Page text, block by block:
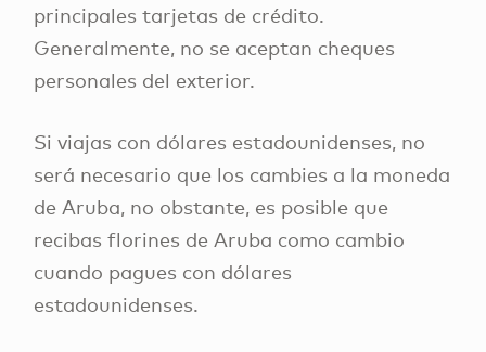
principales tarjetas de crédito.
Generalmente, no se aceptan cheques
personales del exterior.
Si viajas con dólares estadounidenses, no
será necesario que los cambies a la moneda
de Aruba, no obstante, es posible que
recibas florines de Aruba como cambio
cuando pagues con dólares
estadounidenses.